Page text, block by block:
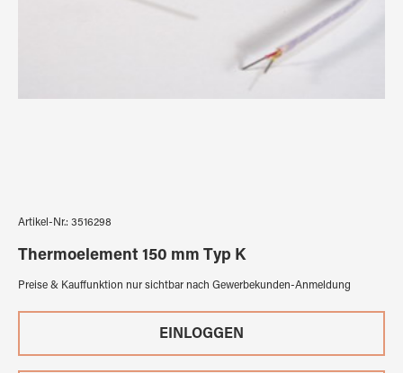
Artikel-Nr.: 3516298
Thermoelement 150 mm Typ K
Preise & Kauffunktion nur sichtbar nach Gewerbekunden-Anmeldung
EINLOGGEN